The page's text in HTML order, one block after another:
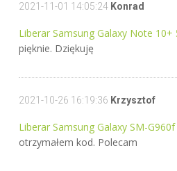
2021-11-01 14:05:24 Konrad
Liberar Samsung Galaxy Note 10+
pięknie. Dziękuję
2021-10-26 16:19:36 Krzysztof
Liberar Samsung Galaxy SM-G960f
otrzymałem kod. Polecam